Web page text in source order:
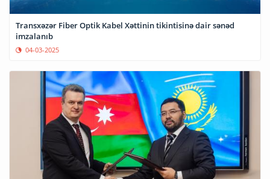
Transxəzər Fiber Optik Kabel Xəttinin tikintisinə dair sənəd
imzalanıb
04-03-2025